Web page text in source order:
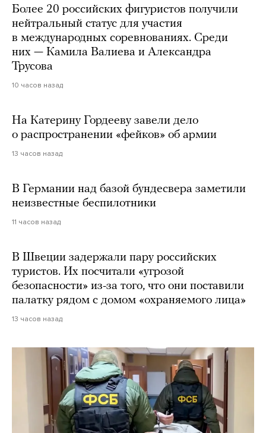
Более 20 российских фигуристов получили
нейтральный статус для участия
в международных соревнованиях. Среди
них — Камила Валиева и Александра
Трусова
10 часов назад
На Катерину Гордееву завели дело
о распространении «фейков» об армии
13 часов назад
В Германии над базой бундесвера заметили
неизвестные беспилотники
11 часов назад
В Швеции задержали пару российских
туристов. Их посчитали «угрозой
безопасности» из-за того, что они поставили
палатку рядом с домом «охраняемого лица»
13 часов назад